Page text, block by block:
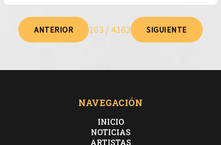
ANTERIOR 103 / 4162 SIGUIENTE
NAVEGACIÓN
INICIO
NOTICIAS
ARTISTAS